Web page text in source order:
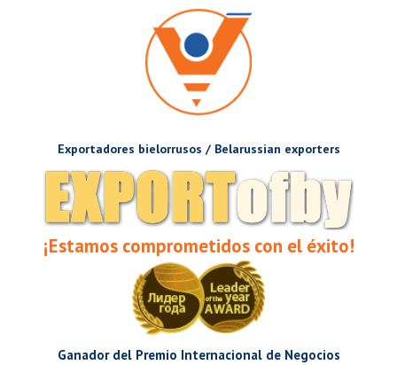
Exportadores bielorrusos / Belarussian exporters
¡Estamos comprometidos con el éxito!
Ganador del Premio Internacional de Negocios